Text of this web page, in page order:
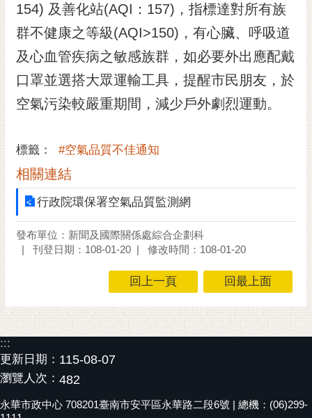
主題服務
市政資訊
市民互動
哲
螢
花
泉
桐
站
導
覽
訂
154) 及善化站(AQI：157)，指標達對所有族
群不健康之等級(AQI>150)，有心臟、呼吸道
及心血管疾病之敏感族群，如必要外出應配戴
口罩並選搭大眾運輸工具，提醒市民朋友，於
空氣污染較嚴重期間，減少戶外劇烈運動。
標籤： #空氣品質不佳通知
相關連結
行政院環保署空氣品質監測網
發布單位：新聞及國際關係處綜合企劃科
刊登日期：108-01-20
修改時間：108-01-20
回上一頁 回最上面
:::
更新日期： 115-08-07
瀏覽人次： 482
永華市政中心 708201臺南市安平區永華路二段6號 | 總機：(06)299-